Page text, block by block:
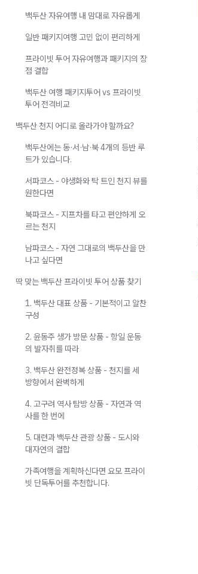
백두산 자유여행 내 맘대로 자유롭게
일반 패키지여행 고민 없이 편리하게
프라이빗 투어 자유여행과 패키지의 장
점 결합
백두산 여행 패키지투어 vs 프라이빗
투어 전격비교
백두산 천지 어디로 올라가야 할까요?
백두산에는 동·서·남·북 4개의 등반 루
트가 있습니다.
서파코스 - 야생화와 탁 트인 천지 뷰를
원한다면
북파코스 - 지프차를 타고 편안하게 오
르는 천지
남파코스 - 자연 그대로의 백두산을 만
나고 싶다면
딱 맞는 백두산 프라이빗 투어 상품 찾기
1. 백두산 대표 상품 - 기본적이고 알찬
구성
2. 윤동주 생가 방문 상품 - 항일 운동
의 발자취를 따라
3. 백두산 완전정복 상품 - 천지를 세
방향에서 완벽하게
4. 고구려 역사 탐방 상품 - 자연과 역
사를 한 번에
5. 대련과 백두산 관광 상품 - 도시와
대자연의 결합
가족여행을 계획하신다면 요모 프라이
빗 단독투어를 추천합니다.